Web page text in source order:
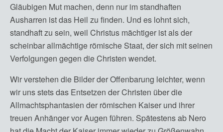
Gläubigen Mut machen, denn nur im standhaften
Ausharren ist das Heil zu finden. Und es lohnt sich,
standhaft zu sein, weil Christus mächtiger ist als der
scheinbar allmächtige römische Staat, der sich mit seinen
Verfolgungen gegen die Christen wendet.
Wir verstehen die Bilder der Offenbarung leichter, wenn
wir uns stets das Entsetzen der Christen über die
Allmachtsphantasien der römischen Kaiser und ihrer
treuen Anhänger vor Augen führen. Spätestens ab Nero